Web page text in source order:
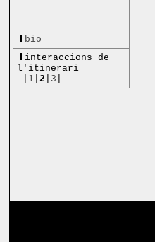
bio
interaccions de
l'itinerari
1 |2 3